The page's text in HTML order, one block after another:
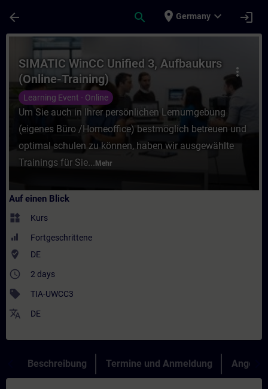
arrow_back search place Germany expand_more login
Kurs - SIMATIC WinCC Unified 3,
more_vert
SIMATIC WinCC Unified 3, Aufbaukurs
(Online-Training)
Learning Event - Online
Um Sie auch in Ihrer persönlichen Lernumgebung
(eigenes Büro /Homeoffice) bestmöglich betreuen und
optimal schulen zu können, haben wir ausgewählte
Trainings für Sie... Mehr
Auf einen Blick
widgets Kurs
Fortgeschrittene
where_to_vote DE
access_time 2 days
sell TIA-UWCC3
translate DE
Beschreibung Termine und Anmeldung Angebot